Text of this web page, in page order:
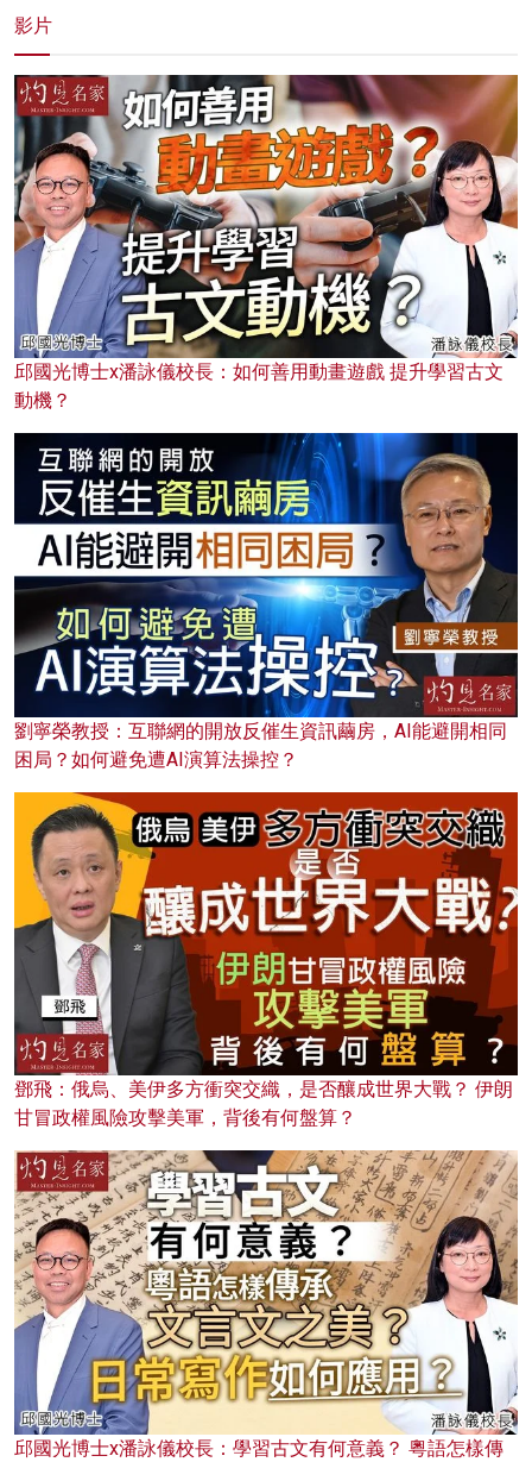
影片
邱國光博士x潘詠儀校長：如何善用動畫遊戲 提升學習古文
動機？
劉寧榮教授：互聯網的開放反催生資訊繭房，AI能避開相同
困局？如何避免遭AI演算法操控？
鄧飛：俄烏、美伊多方衝突交織，是否釀成世界大戰？ 伊朗
甘冒政權風險攻擊美軍，背後有何盤算？
邱國光博士x潘詠儀校長：學習古文有何意義？ 粵語怎樣傳